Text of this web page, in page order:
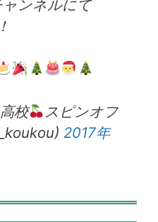
ンネルにて
校
スピンオフ
2017年